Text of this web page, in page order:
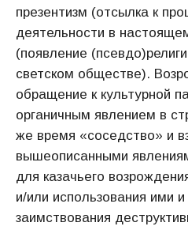
презентизм (отсылка к
деятельности в
(появление
светском обществе).
обращение к культурной
органичным явлением в
же время «соседство» и
вышеописанными
для казачьего
и/или использования ими
заимствования